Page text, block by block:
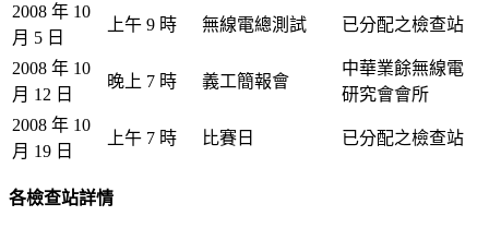
2008 年 10
月 5 日
上午 9 時 無線電總測試 已分配之檢查站
2008 年 10
月 12 日
晚上 7 時 義工簡報會
中華業餘無線電
研究會會所
2008 年 10
月 19 日
上午 7 時 比賽日 已分配之檢查站
各檢查站詳情